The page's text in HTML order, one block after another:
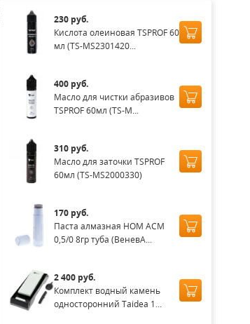
230 руб.
Кислота олеиновая TSPROF 60
мл (TS-MS2301420...
400 руб.
Масло для чистки абразивов
TSPROF 60мл (TS-M...
310 руб.
Масло для заточки TSPROF
60мл (TS-MS2000330)
170 руб.
Паста алмазная НОМ АСМ
0,5/0 8гр туба (ВеневА...
2 400 руб.
Комплект водный камень
односторонний Taidea 1...